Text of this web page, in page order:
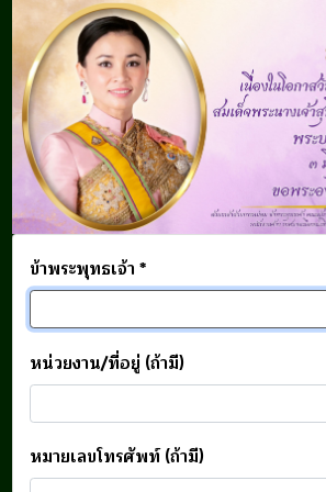
ข้าพระพุทธเจ้า *
หน่วยงาน/ที่อยู่ (ถ้ามี)
หมายเลขโทรศัพท์ (ถ้ามี)